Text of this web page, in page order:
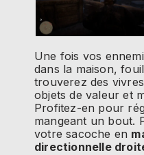
Une fois vos
dans la maison,
trouverez des
objets de valeur et
Profitez-en pour
mangeant un bout.
votre sacoche en
directionnelle